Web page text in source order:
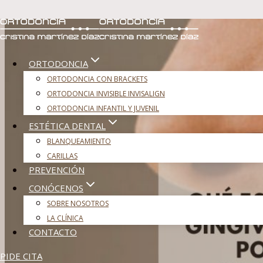
Saltar
al
ORTODONCIA
ORTODONCIA CON BRACKETS
ORTODONCIA INVISIBLE INVISALIGN
ORTODONCIA INFANTIL Y JUVENIL
ESTÉTICA DENTAL
BLANQUEAMIENTO
CARILLAS
PREVENCIÓN
CONÓCENOS
SOBRE NOSOTROS
LA CLÍNICA
CONTACTO
PIDE CITA